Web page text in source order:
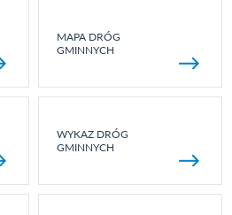
MAPA DRÓG
GMINNYCH
WYKAZ DRÓG
GMINNYCH